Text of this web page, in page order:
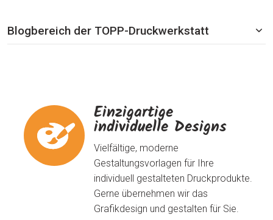
Blogbereich der TOPP-Druckwerkstatt
Einzigartige
individuelle Designs
Vielfältige, moderne
Gestaltungsvorlagen für Ihre
individuell gestalteten Druckprodukte.
Gerne übernehmen wir das
Grafikdesign und gestalten für Sie.